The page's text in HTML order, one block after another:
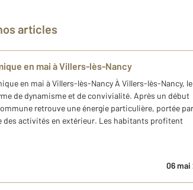
articles
en mai à Villers-lès-Nancy
en mai à Villers-lès-Nancy À Villers-lès-Nancy, le
de dynamisme et de convivialité. Après un début
retrouve une énergie particulière, portée
des activités en extérieur. Les habitants profitent
06 mai